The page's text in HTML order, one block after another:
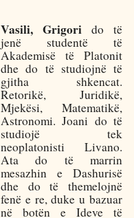
Vasili, Grigori do të
jenë studentë të
Akademisë të Platonit
dhe do të studiojnë të
gjitha shkencat.
Retorikë, Juridikë,
Mjekësi, Matematikë,
Astronomi. Joani do të
studiojë tek
neoplatonisti Livano.
Ata do të marrin
mesazhin e Dashurisë
dhe do të themelojnë
fenë e re, duke u bazuar
në botën e Ideve të